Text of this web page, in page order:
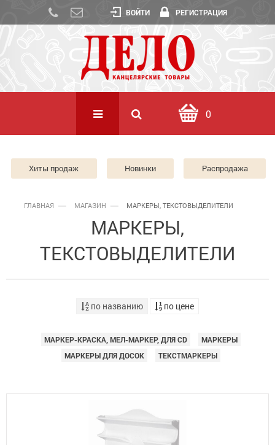
ВОЙТИ РЕГИСТРАЦИЯ
0
Хиты продаж Новинки Распродажа
ГЛАВНАЯ МАГАЗИН МАРКЕРЫ, ТЕКСТОВЫДЕЛИТЕЛИ
МАРКЕРЫ,
ТЕКСТОВЫДЕЛИТЕЛИ
по названию по цене
МАРКЕР-КРАСКА, МЕЛ-МАРКЕР, ДЛЯ CD
МАРКЕРЫ
МАРКЕРЫ ДЛЯ ДОСОК
ТЕКСТМАРКЕРЫ